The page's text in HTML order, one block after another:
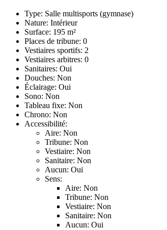
Type: Salle multisports (gymnase)
Nature: Intérieur
Surface: 195 m²
Places de tribune: 0
Vestiaires sportifs: 2
Vestiaires arbitres: 0
Sanitaires: Oui
Douches: Non
Éclairage: Oui
Sono: Non
Tableau fixe: Non
Chrono: Non
Accessibilité:
Aire: Non
Tribune: Non
Vestiaire: Non
Sanitaire: Non
Aucun: Oui
Sens:
Aire: Non
Tribune: Non
Vestiaire: Non
Sanitaire: Non
Aucun: Oui